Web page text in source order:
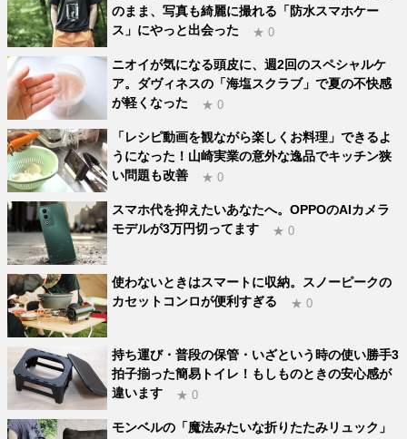
のまま、写真も綺麗に撮れる「防水スマホケー
ス」にやっと出会った
★ 0
ニオイが気になる頭皮に、週2回のスペシャルケ
ア。ダヴィネスの「海塩スクラブ」で夏の不快感
が軽くなった
★ 0
「レシピ動画を観ながら楽しくお料理」できるよ
うになった！山崎実業の意外な逸品でキッチン狭
い問題も改善
★ 0
スマホ代を抑えたいあなたへ。OPPOのAIカメラ
モデルが3万円切ってます
★ 0
使わないときはスマートに収納。スノーピークの
カセットコンロが便利すぎる
★ 0
持ち運び・普段の保管・いざという時の使い勝手3
拍子揃った簡易トイレ！もしものときの安心感が
違います
★ 0
モンベルの「魔法みたいな折りたたみリュック」